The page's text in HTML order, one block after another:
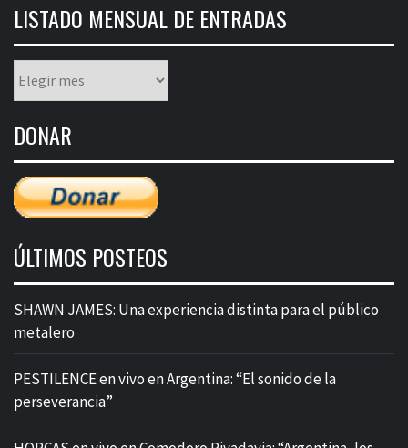
LISTADO MENSUAL DE ENTRADAS
mensual
entradas
DONAR
ÚLTIMOS POSTEOS
SHAWN JAMES: Una experiencia distinta para el público
metalero
PESTILENCE en vivo en Argentina: “El sonido de la
perseverancia”